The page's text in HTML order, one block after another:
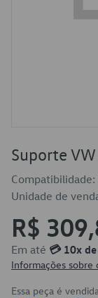
Suporte
Compatibilidade:
Unidade de
R$
Em até 💳 10x
Informações sobre
Essa peça é